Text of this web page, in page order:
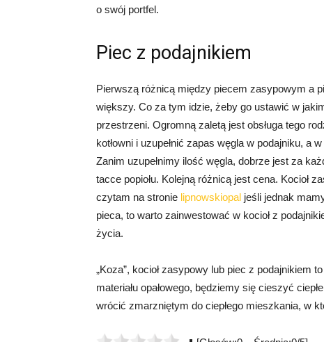
o swój portfel.
Piec z podajnikiem
Pierwszą różnicą między piecem zasypowym a
większy. Co za tym idzie, żeby go ustawić w
przestrzeni. Ogromną zaletą jest obsługa tego
kotłowni i uzupełnić zapas węgla w podajniku, a
Zanim uzupełnimy ilość węgla, dobrze jest za
tacce popiołu. Kolejną różnicą jest cena. Kocioł
czytam na stronie lipnowskiopal jeśli jednak
pieca, to warto zainwestować w kocioł z
życia.
„Koza”, kocioł zasypowy lub piec z podajnikiem
materiału opałowego, będziemy się cieszyć
wrócić zmarzniętym do ciepłego mieszkania, w